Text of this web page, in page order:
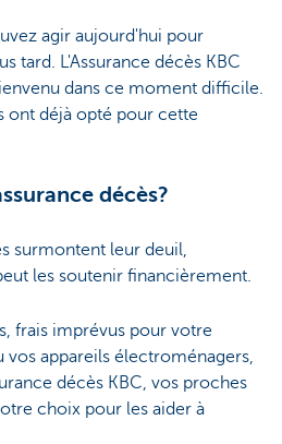
agir aujourd'hui pour
tard. L'Assurance décès KBC
dans ce moment difficile.
ont déjà opté pour cette
décès?
surmontent leur deuil,
les soutenir financièrement.
frais imprévus pour votre
appareils électroménagers,
décès KBC, vos proches
choix pour les aider à